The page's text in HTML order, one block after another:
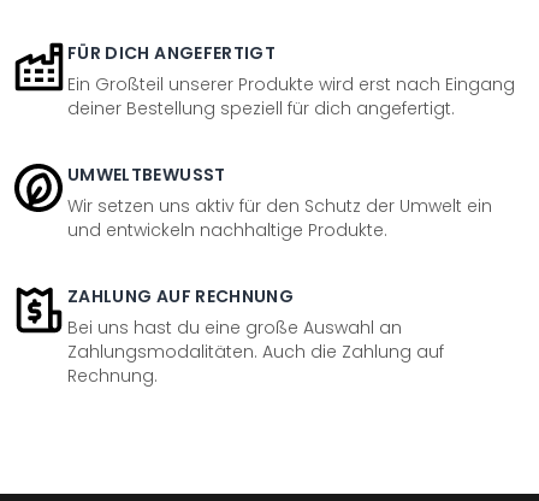
FÜR DICH ANGEFERTIGT
Ein Großteil unserer Produkte wird erst nach Eingang
deiner Bestellung speziell für dich angefertigt.
UMWELTBEWUSST
Wir setzen uns aktiv für den Schutz der Umwelt ein
und entwickeln nachhaltige Produkte.
ZAHLUNG AUF RECHNUNG
Bei uns hast du eine große Auswahl an
Zahlungsmodalitäten. Auch die Zahlung auf
Rechnung.